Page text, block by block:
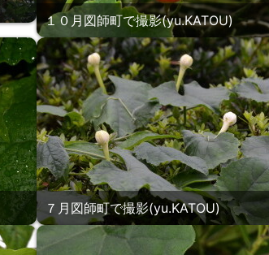
１０月図師町で撮影(yu.KATOU)
７月図師町で撮影(yu.KATOU)